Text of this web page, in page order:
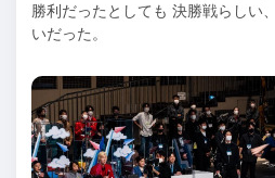
勝利だったとしても 決勝戦らしい
いだった。